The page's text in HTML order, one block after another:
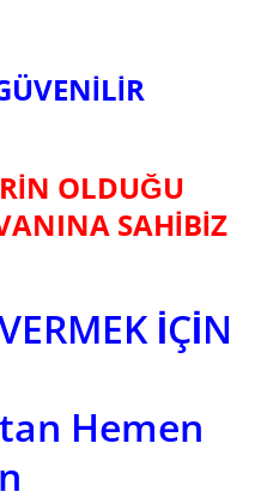
OLDUĞU
SAHİBİZ
İÇİN
Hemen